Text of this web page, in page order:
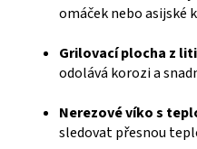
omáček nebo asijské
Grilovací plocha z
odolává korozi a
Nerezové víko s
sledovat přesnou